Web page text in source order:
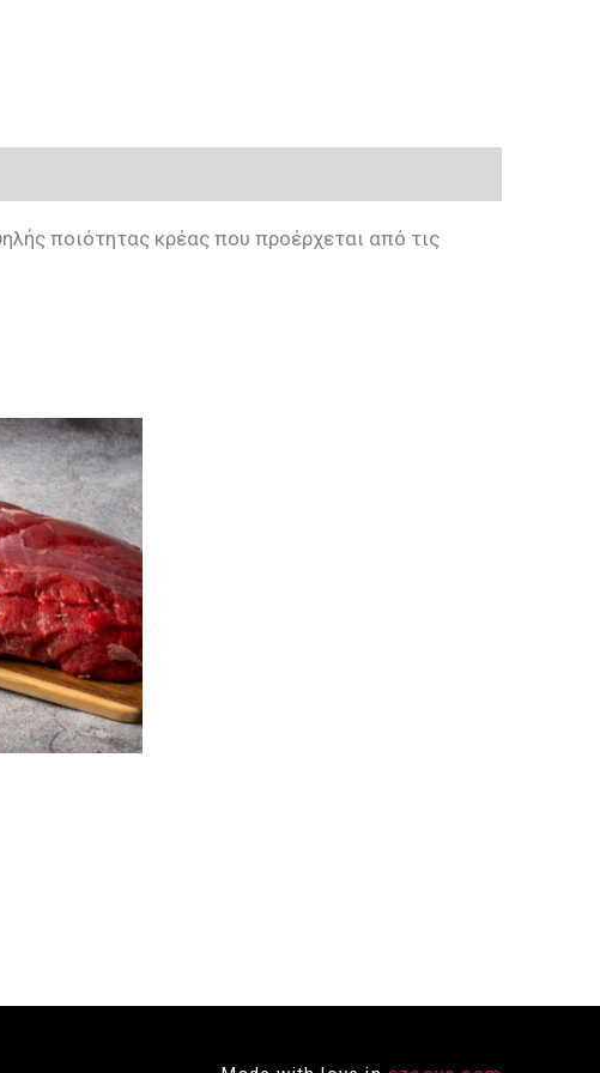
ποιότητας κρέας που προέρχεται από τις